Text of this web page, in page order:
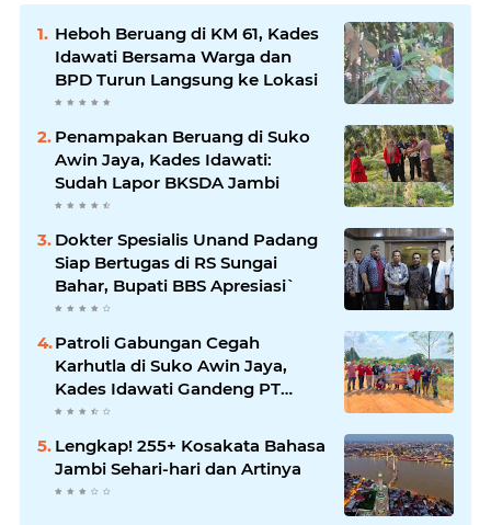
Heboh Beruang di KM 61, Kades
Idawati Bersama Warga dan
BPD Turun Langsung ke Lokasi
Penampakan Beruang di Suko
Awin Jaya, Kades Idawati:
Sudah Lapor BKSDA Jambi
Dokter Spesialis Unand Padang
Siap Bertugas di RS Sungai
Bahar, Bupati BBS Apresiasi`
Patroli Gabungan Cegah
Karhutla di Suko Awin Jaya,
Kades Idawati Gandeng PT
BBB-S, TNI dan BPD
Lengkap! 255+ Kosakata Bahasa
Jambi Sehari-hari dan Artinya